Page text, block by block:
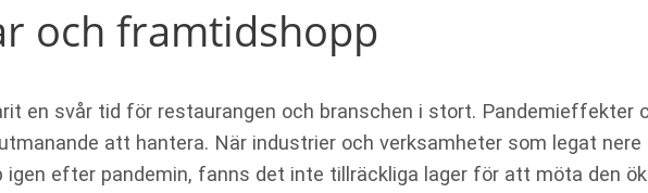
och framtidshopp
en svår tid för restaurangen och branschen i stort. Pandemieffekter
att hantera. När industrier och verksamheter som legat nere
igen efter pandemin, fanns det inte tillräckliga lager för att möta den